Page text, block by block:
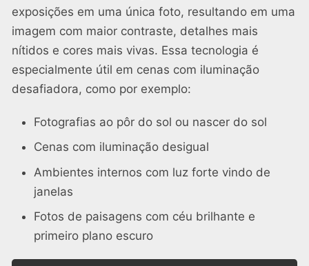
exposições em uma única foto, resultando em uma
imagem com maior contraste, detalhes mais
nítidos e cores mais vivas. Essa tecnologia é
especialmente útil em cenas com iluminação
desafiadora, como por exemplo:
Fotografias ao pôr do sol ou nascer do sol
Cenas com iluminação desigual
Ambientes internos com luz forte vindo de
janelas
Fotos de paisagens com céu brilhante e
primeiro plano escuro